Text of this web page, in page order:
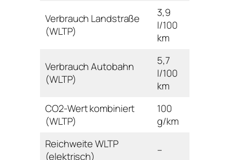
Verbrauch Landstraße
(WLTP)
3,9
l/100
km
Verbrauch Autobahn
(WLTP)
5,7
l/100
km
CO2-Wert kombiniert
(WLTP)
100
g/km
Reichweite WLTP
(elektrisch)
–